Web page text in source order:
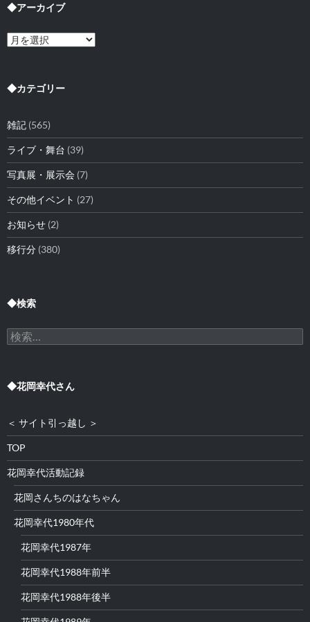
◆アーカイブ
◆
ア
イ
◆カテゴリー
雑記 (565)
ライブ・舞台 (39)
写真展・展示会 (7)
その他イベント (27)
お知らせ (2)
移行分 (380)
◆検索
検
索:
◆花岡幸代さん
＜ サイト引っ越し ＞
TOP
花岡幸代活動記録
花岡さんちのはなちゃん
花岡幸代1980年代
花岡幸代1987年
花岡幸代1988年前半
花岡幸代1988年後半